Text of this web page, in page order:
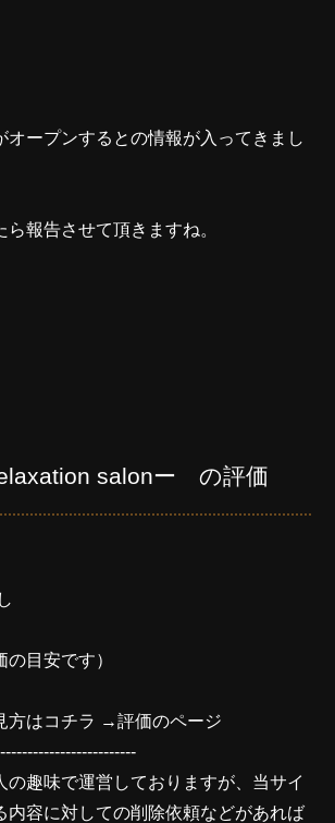
オープンするとの情報が入ってきまし
ら報告させて頂きますね。
salonー の評価
目安です）
方はコチラ →評価のページ
の趣味で運営しておりますが、当サイ
内容に対しての削除依頼などがあれば